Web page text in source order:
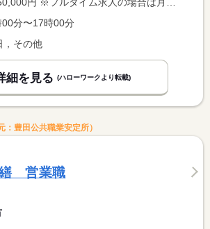
分〜17時00分
，その他
細を見る (ハローワークより転載)
豊田公共職業安定所）
営業職